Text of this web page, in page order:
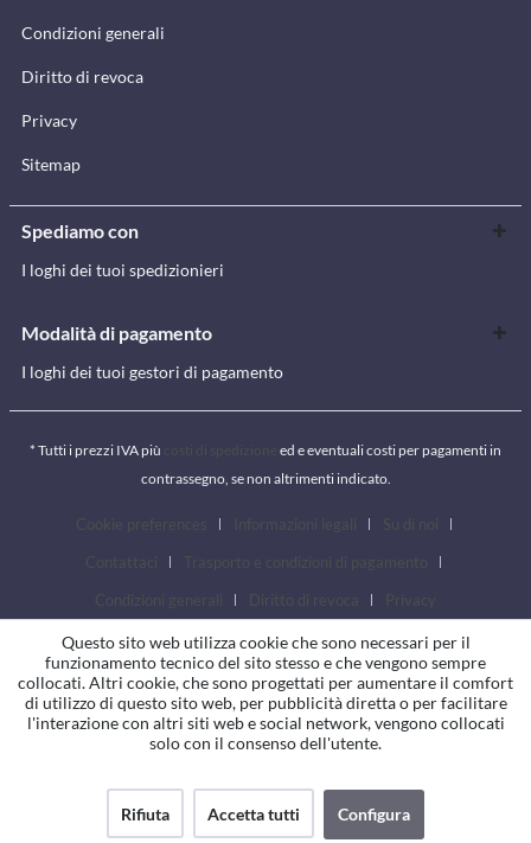
Condizioni generali
Diritto di revoca
Privacy
Sitemap
Spediamo con
I loghi dei tuoi spedizionieri
Modalità di pagamento
I loghi dei tuoi gestori di pagamento
* Tutti i prezzi IVA più
ed e eventuali costi per pagamenti in
contrassegno, se non altrimenti indicato.
Questo sito web utilizza cookie che sono necessari per il
funzionamento tecnico del sito stesso e che vengono sempre
collocati. Altri cookie, che sono progettati per aumentare il comfort
di utilizzo di questo sito web, per pubblicità diretta o per facilitare
l'interazione con altri siti web e social network, vengono collocati
solo con il consenso dell'utente.
Rifiuta Accetta tutti Configura